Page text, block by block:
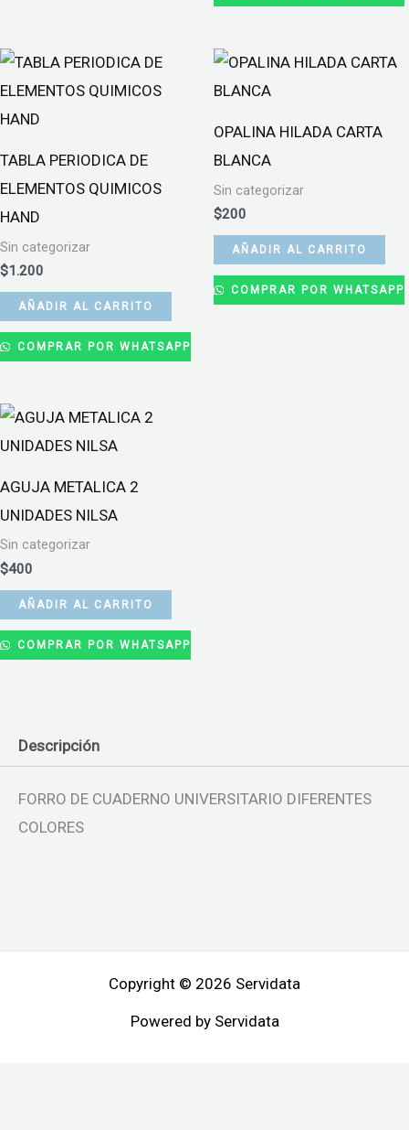
TABLA PERIODICA DE
ELEMENTOS QUIMICOS
HAND
Sin categorizar
$1.200
AÑADIR AL CARRITO
COMPRAR POR WHATSAPP
OPALINA HILADA CARTA
BLANCA
Sin categorizar
$200
AÑADIR AL CARRITO
COMPRAR POR WHATSAPP
AGUJA METALICA 2
UNIDADES NILSA
Sin categorizar
$400
AÑADIR AL CARRITO
COMPRAR POR WHATSAPP
Descripción
FORRO DE CUADERNO UNIVERSITARIO DIFERENTES
COLORES
Copyright © 2026 Servidata
Powered by Servidata